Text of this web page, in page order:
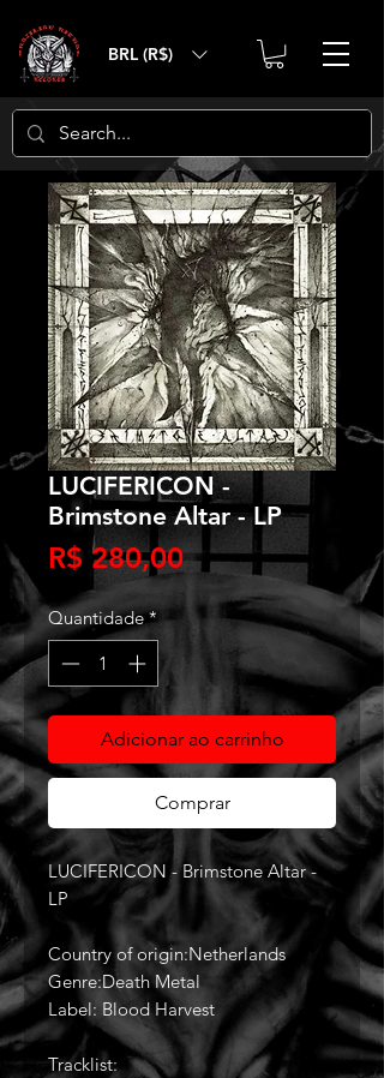
BRL (R$)
LUCIFERICON -
Brimstone Altar - LP
R$ 280,00Preço
Quantidade *
Adicionar ao carrinho
Comprar
LUCIFERICON - Brimstone Altar -
LP
Country of origin:Netherlands
Genre:Death Metal
Label: Blood Harvest
Tracklist: